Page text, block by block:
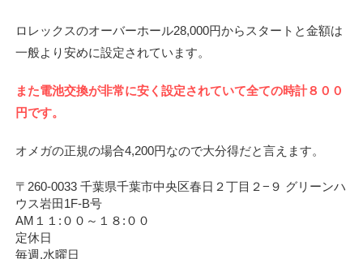
ロレックスのオーバーホール28,000円からスタートと金額は
一般より安めに設定されています。
また電池交換が非常に安く設定されていて全ての時計８００
円です。
オメガの正規の場合4,200円なので大分得だと言えます。
〒260-0033 千葉県千葉市中央区春日２丁目２−９ グリーンハ
ウス岩田1F-B号
AM１１:００～１８:００
定休日
毎週,水曜日